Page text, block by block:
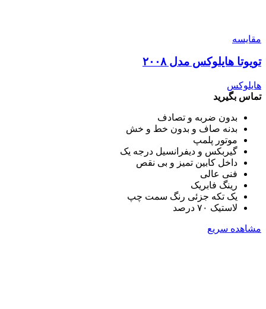
مقایسه
تویوتا هایلوکس مدل ۲۰۰۸
هایلوکس
تماس بگیرید
بدون ضربه و تصادف
بدنه صاف و بدون خط و خش
موتور پلمپ
گیربکس و دیفرانسیل درجه یک
داخل کابین تمیز و بی نقص
فنی عالی
رینگ فابریک
یک تکه جزئی رنگ سمت چپ
لاستیک ۷۰ درصد
مشاهده سریع